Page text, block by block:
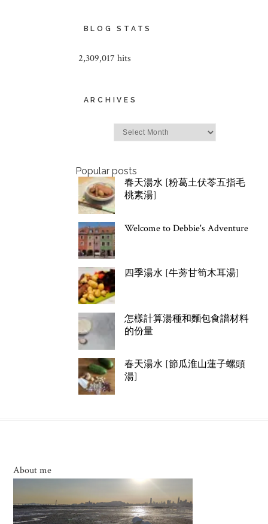
BLOG STATS
2,309,017 hits
ARCHIVES
Popular posts
春天湯水 [粉葛土伏苓五指毛
桃素湯]
Welcome to Debbie's Adventure
四季湯水 [牛蒡甘筍木耳湯]
怎樣計算湯種和麵包食譜材料
的份量
春天湯水 [節瓜淮山蓮子螺頭
湯]
About me